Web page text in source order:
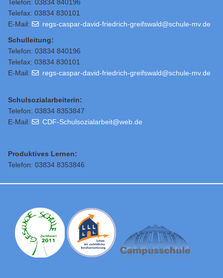
Telefon: 03834 840196
Telefax: 03834 830101
E-Mail:
regs-caspar-david-friedrich-greifswald@schule-mv.de
Schulleitung:
Telefon: 03834 840196
Telefax: 03834 830101
E-Mail:
regs-caspar-david-friedrich-greifswald@schule-mv.de
Schulsozialarbeiterin:
Telefon: 03834 8353847
E-Mail:
CDF-Schulsozialarbeit@web.de
Produktives Lernen:
Telefon: 03834 8353846